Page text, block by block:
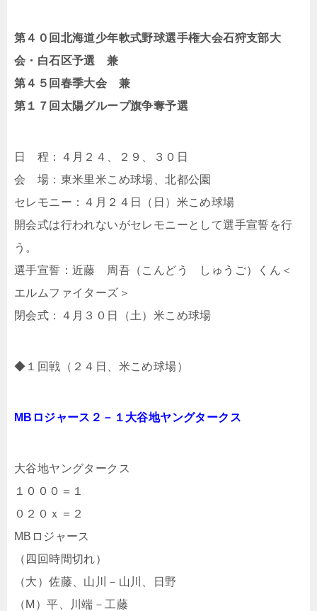
第４０回北海道少年軟式野球選手権大会石狩支部大
会・白石区予選 兼
第４５回春季大会 兼
第１７回太陽グループ旗争奪予選
日 程：４月２４、２９、３０日
会 場：東米里米こめ球場、北都公園
セレモニー：４月２４日（日）米こめ球場
開会式は行われないがセレモニーとして選手宣誓を行
う。
選手宣誓：近藤 周吾（こんどう しゅうご）くん＜
エルムファイターズ＞
閉会式：４月３０日（土）米こめ球場
◆１回戦（２４日、米こめ球場）
MBロジャース２－１大谷地ヤングタークス
大谷地ヤングタークス
１０００＝１
０２０ｘ＝２
MBロジャース
（四回時間切れ）
（大）佐藤、山川－山川、日野
（M）平、川端－工藤